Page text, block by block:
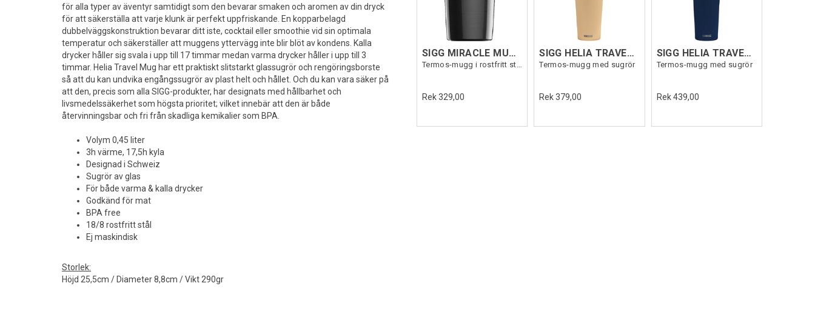
för alla typer av äventyr samtidigt som den bevarar smaken och aromen av din dryck
för att säkerställa att varje klunk är perfekt uppfriskande. En kopparbelagd
dubbelväggskonstruktion bevarar ditt iste, cocktail eller smoothie vid sin optimala
temperatur och säkerställer att muggens yttervägg inte blir blöt av kondens. Kalla
drycker håller sig svala i upp till 17 timmar medan varma drycker håller i upp till 3
timmar. Helia Travel Mug har ett praktiskt slitstarkt glassugrör och rengöringsborste
så att du kan undvika engångssugrör av plast helt och hållet. Och du kan vara säker på
att den, precis som alla SIGG-produkter, har designats med hållbarhet och
livsmedelssäkerhet som högsta prioritet; vilket innebär att den är både
återvinningsbar och fri från skadliga kemikalier som BPA.
Volym 0,45 liter
3h värme, 17,5h kyla
Designad i Schweiz
Sugrör av glas
För både varma & kalla drycker
Godkänd för mat
BPA free
18/8 rostfritt stål
Ej maskindisk
Storlek:
Höjd 25,5cm / Diameter 8,8cm / Vikt 290gr
SIGG MIRACLE MUG Svart 0,27L
Termos-mugg i rostfritt stål
Rek 329,00
SIGG HELIA TRAVEL MUG Orange 0,45 L
Termos-mugg med sugrör
Rek 379,00
SIGG HELIA TRAVEL MUG Mörkblå 0,6 L
Termos-mugg med sugrör
Rek 439,00